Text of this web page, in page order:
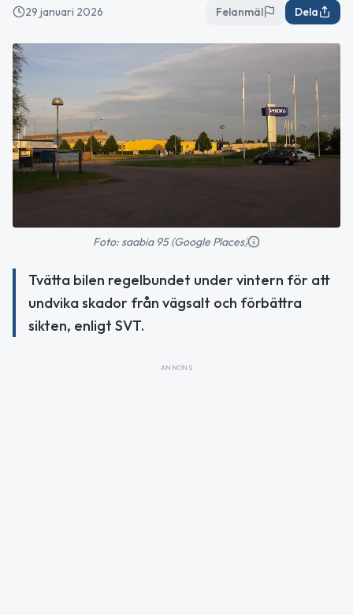
29 januari 2026 Felanmäl Dela
Foto: saabia 95 (Google Places)
Tvätta bilen regelbundet under vintern för att
undvika skador från vägsalt och förbättra
sikten, enligt SVT.
ANNONS